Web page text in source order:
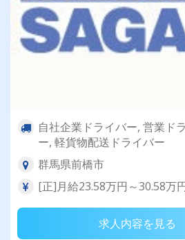
自社企業ドライバー, 営業ド
ー, 軽貨物配送ドライバー
群馬県前橋市
[正]月給23.58万円～30.58万
求人内容を見る